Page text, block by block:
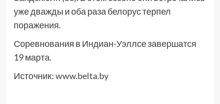
уже дважды и оба раза белорус терпел
поражения.
Соревнования в Индиан-Уэллсе завершатся
19 марта.
Источник:www.belta.by